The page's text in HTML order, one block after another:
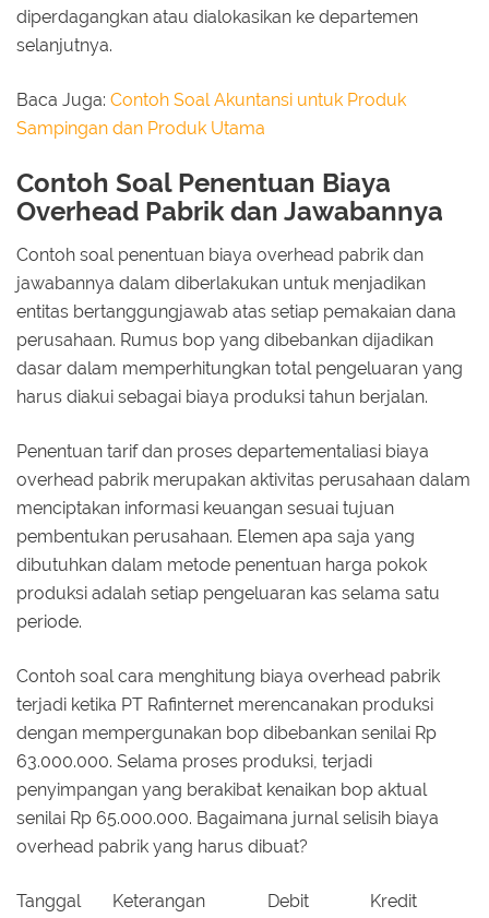
diperdagangkan atau dialokasikan ke departemen
selanjutnya.
Baca Juga: Contoh Soal Akuntansi untuk Produk
Sampingan dan Produk Utama
Contoh Soal Penentuan Biaya
Overhead Pabrik dan Jawabannya
Contoh soal penentuan biaya overhead pabrik dan
jawabannya dalam diberlakukan untuk menjadikan
entitas bertanggungjawab atas setiap pemakaian dana
perusahaan. Rumus bop yang dibebankan dijadikan
dasar dalam memperhitungkan total pengeluaran yang
harus diakui sebagai biaya produksi tahun berjalan.
Penentuan tarif dan proses departementaliasi biaya
overhead pabrik merupakan aktivitas perusahaan dalam
menciptakan informasi keuangan sesuai tujuan
pembentukan perusahaan. Elemen apa saja yang
dibutuhkan dalam metode penentuan harga pokok
produksi adalah setiap pengeluaran kas selama satu
periode.
Contoh soal cara menghitung biaya overhead pabrik
terjadi ketika PT Rafinternet merencanakan produksi
dengan mempergunakan bop dibebankan senilai Rp
63.000.000. Selama proses produksi, terjadi
penyimpangan yang berakibat kenaikan bop aktual
senilai Rp 65.000.000. Bagaimana jurnal selisih biaya
overhead pabrik yang harus dibuat?
Tanggal Keterangan Debit Kredit